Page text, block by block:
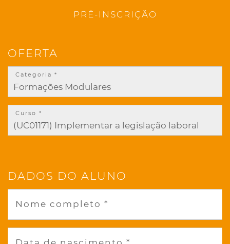
PRÉ-INSCRIÇÃO
OFERTA
Categoria *
Curso *
DADOS DO ALUNO
Nome completo *